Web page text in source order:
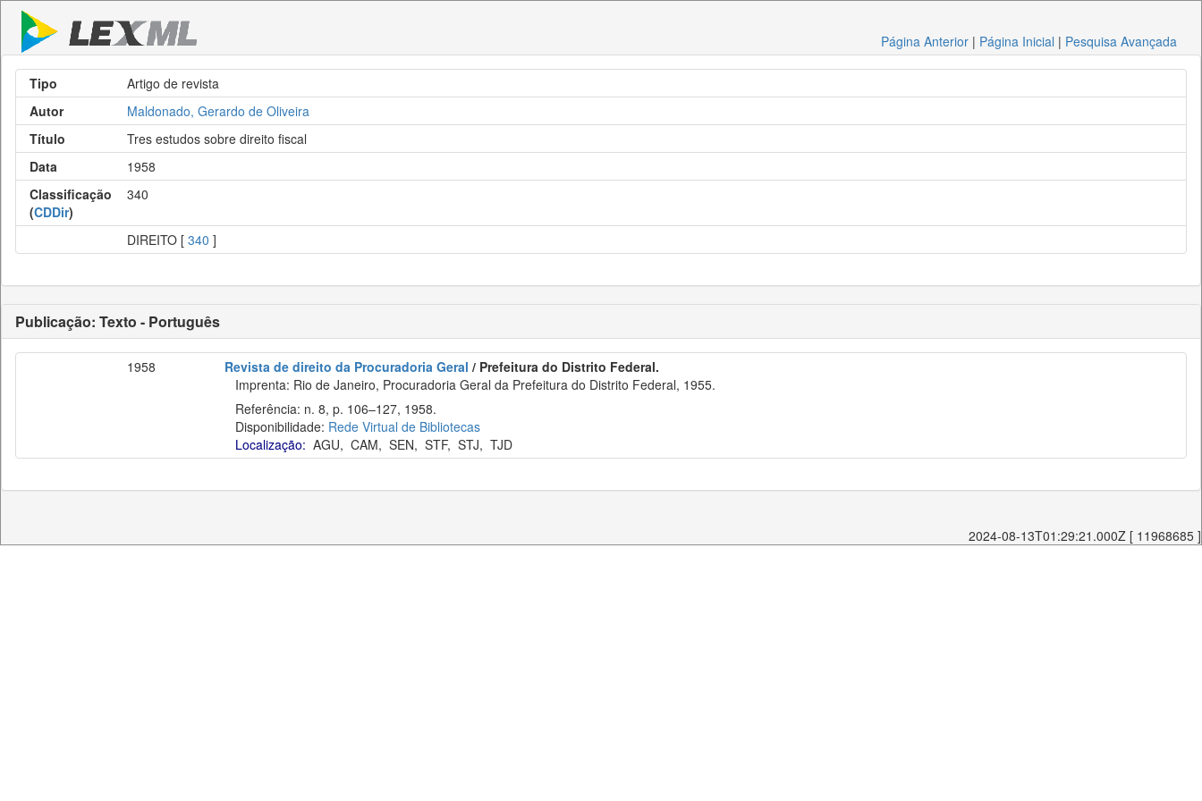
Página Anterior | Página Inicial | Pesquisa Avançada
Tipo
Artigo de revista
Autor
Maldonado, Gerardo de Oliveira
Título
Tres estudos sobre direito fiscal
Data
1958
Classificação
(CDDir)
340
DIREITO [ 340 ]
Publicação: Texto - Português
1958 Revista de direito da Procuradoria Geral / Prefeitura do Distrito Federal.
Imprenta: Rio de Janeiro, Procuradoria Geral da Prefeitura do Distrito Federal, 1955.
Referência: n. 8, p. 106–127, 1958.
Disponibilidade: Rede Virtual de Bibliotecas
Localização: AGU, CAM, SEN, STF, STJ, TJD
2024-08-13T01:29:21.000Z [ 11968685 ]